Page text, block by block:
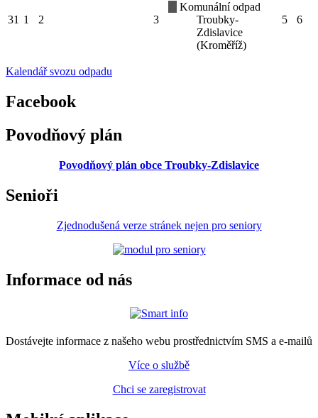
31 1 2 3
Komunální odpad
Troubky-
Zdislavice
(Kroměříž)
5 6
Kalendář svozu odpadu
Facebook
Povodňový plán
Povodňový plán obce Troubky-Zdislavice
Senioři
Zjednodušená verze stránek nejen pro seniory
Informace od nás
Dostávejte informace z našeho webu prostřednictvím SMS a e-mailů
Více o službě
Chci se zaregistrovat